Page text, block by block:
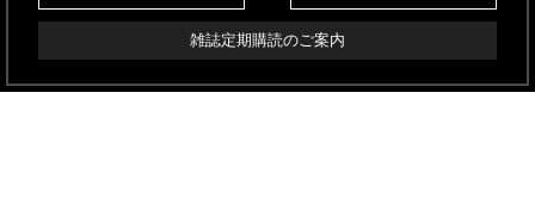
雑誌定期購読のご案内